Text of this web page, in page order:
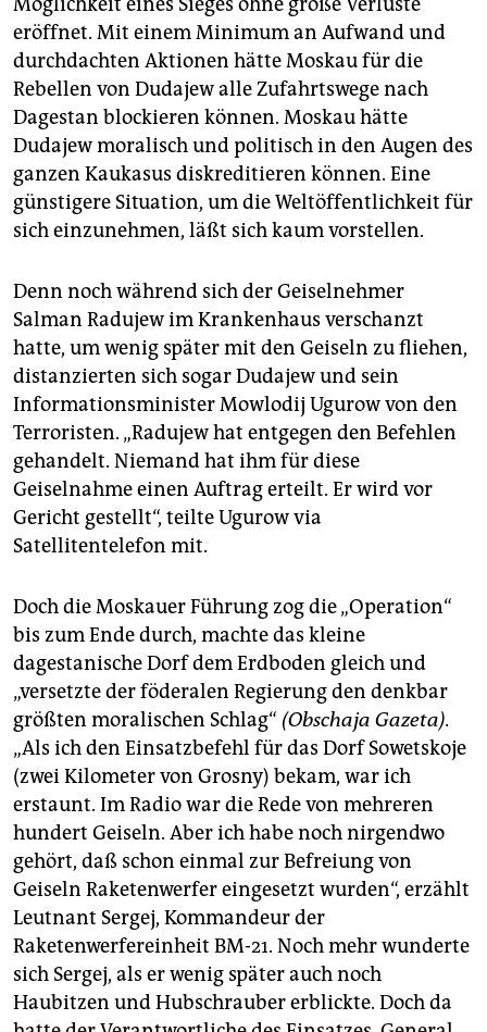
eröffnet. Mit einem Minimum an Aufwand und
durchdachten Aktionen hätte Moskau für die
Rebellen von Dudajew alle Zufahrtswege nach
Dagestan blockieren können. Moskau hätte
Dudajew moralisch und politisch in den Augen des
ganzen Kaukasus diskreditieren können. Eine
günstigere Situation, um die Weltöffentlichkeit für
sich einzunehmen, läßt sich kaum vorstellen.
Denn noch während sich der Geiselnehmer
Salman Radujew im Krankenhaus verschanzt
hatte, um wenig später mit den Geiseln zu fliehen,
distanzierten sich sogar Dudajew und sein
Informationsminister Mowlodij Ugurow von den
Terroristen. „Radujew hat entgegen den Befehlen
gehandelt. Niemand hat ihm für diese
Geiselnahme einen Auftrag erteilt. Er wird vor
Gericht gestellt“, teilte Ugurow via
Satellitentelefon mit.
Doch die Moskauer Führung zog die „Operation“
bis zum Ende durch, machte das kleine
dagestanische Dorf dem Erdboden gleich und
„versetzte der föderalen Regierung den denkbar
größten moralischen Schlag“ (Obschaja Gazeta).
„Als ich den Einsatzbefehl für das Dorf Sowetskoje
(zwei Kilometer von Grosny) bekam, war ich
erstaunt. Im Radio war die Rede von mehreren
hundert Geiseln. Aber ich habe noch nirgendwo
gehört, daß schon einmal zur Befreiung von
Geiseln Raketenwerfer eingesetzt wurden“, erzählt
Leutnant Sergej, Kommandeur der
Raketenwerfereinheit BM-21. Noch mehr wunderte
sich Sergej, als er wenig später auch noch
Haubitzen und Hubschrauber erblickte. Doch da